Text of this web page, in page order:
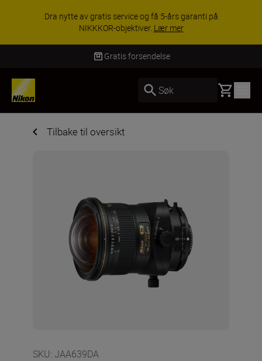
Dra nytte av gratis service og få 5-års garanti på
NIKKKOR-objektiver. Lær mer
Gratis forsendelse
Søk Basket
Tilbake til oversikt
SKU: JAA639DA